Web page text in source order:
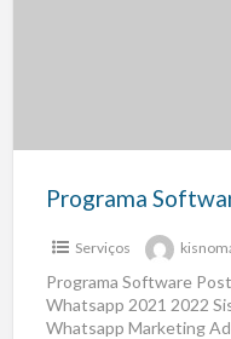
Serviços
Programa Software
Whatsapp 2021 2022
Whatsapp Marketing